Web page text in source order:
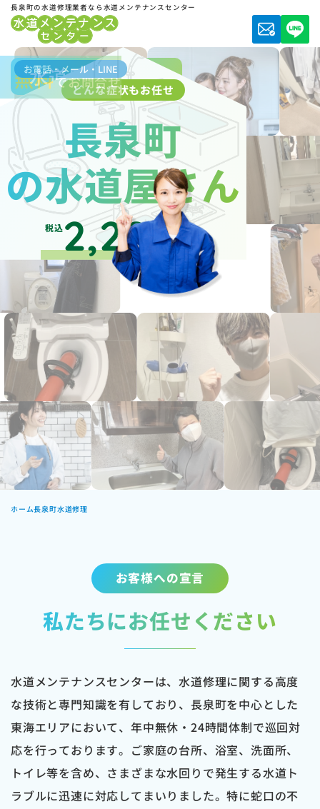
長泉町の水道修理業者なら水道メンテナンスセンター
水道局指定業者
どんな症状もお任せ
長泉町
の水道屋さん
税込2,200円～
ホーム長泉町水道修理
お客様への宣言
私たちにお任せください
水道メンテナンスセンターは、水道修理に関する高度
な技術と専門知識を有しており、長泉町を中心とした
東海エリアにおいて、年中無休・24時間体制で巡回対
応を行っております。ご家庭の台所、浴室、洗面所、
トイレ等を含め、さまざまな水回りで発生する水道ト
ラブルに迅速に対応してまいりました。特に蛇口の不
お電話・メール・LINE
無料でお問合せ